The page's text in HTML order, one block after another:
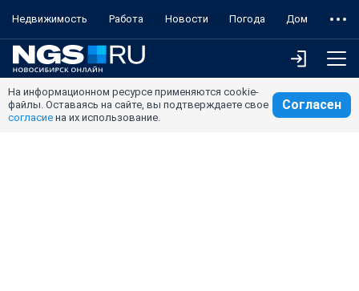
Недвижимость Работа Новости Погода Дом
На информационном ресурсе применяются cookie-
файлы. Оставаясь на сайте, вы подтверждаете свое
согласие на их использование.
Согласен